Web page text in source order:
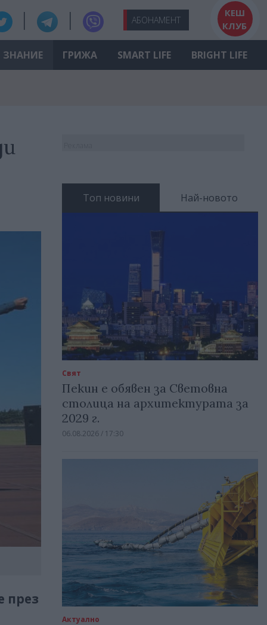
АБОНАМЕНТ
КЕШ
КЛУБ
ЗНАНИЕ ГРИЖА SMART LIFE BRIGHT LIFE
през
Топ новини Най-новото
Свят
Пекин е обявен за Световна
столица на архитектурата за
2029 г.
06.08.2026 / 17:30
Актуално